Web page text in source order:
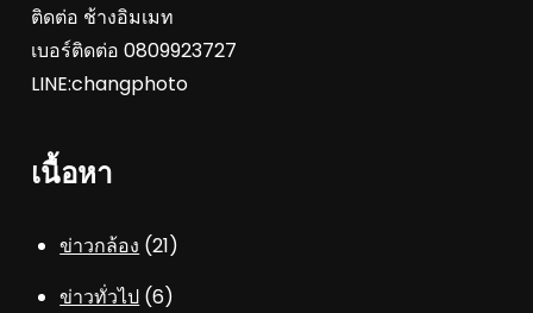
ติดต่อ ช้างอิมเมท
เบอร์ติดต่อ 0809923727
LINE:changphoto
เนื้อหา
ข่าวกล้อง (21)
ข่าวทั่วไป (6)